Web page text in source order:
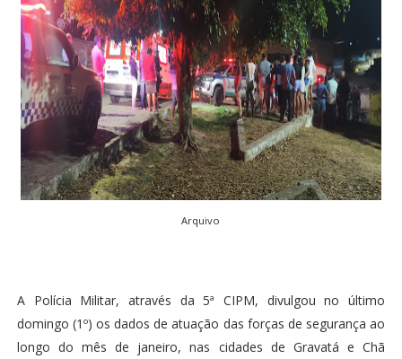
Arquivo
A Polícia Militar, através da 5ª CIPM, divulgou no último
domingo (1º) os dados de atuação das forças de segurança ao
longo do mês de janeiro, nas cidades de Gravatá e Chã